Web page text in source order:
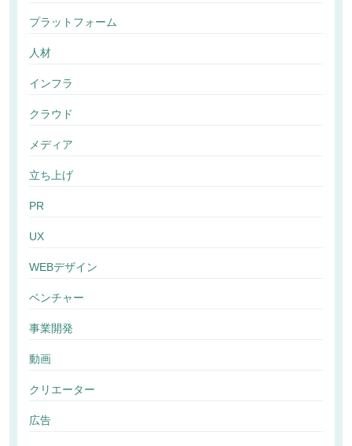
プラットフォーム
人材
インフラ
クラウド
メディア
立ち上げ
PR
UX
WEBデザイン
ベンチャー
事業開発
動画
クリエーター
広告